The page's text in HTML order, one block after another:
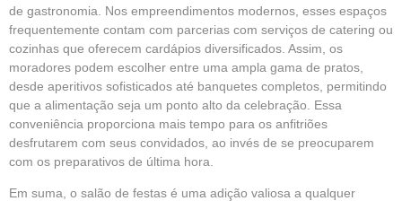
de gastronomia. Nos empreendimentos modernos, esses espaços
frequentemente contam com parcerias com serviços de catering ou
cozinhas que oferecem cardápios diversificados. Assim, os
moradores podem escolher entre uma ampla gama de pratos,
desde aperitivos sofisticados até banquetes completos, permitindo
que a alimentação seja um ponto alto da celebração. Essa
conveniência proporciona mais tempo para os anfitriões
desfrutarem com seus convidados, ao invés de se preocuparem
com os preparativos de última hora.
Em suma, o salão de festas é uma adição valiosa a qualquer